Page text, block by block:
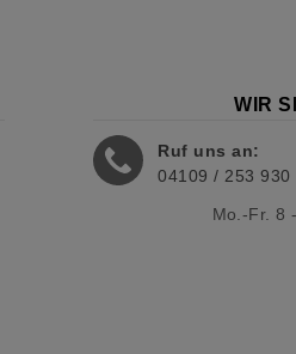
WIR
Ruf uns an:
04109 / 253 930
Mo.-Fr. 8